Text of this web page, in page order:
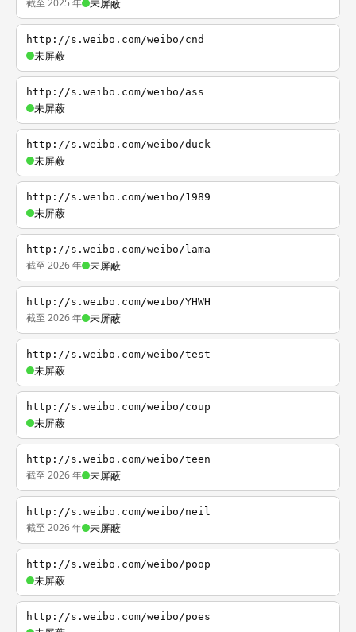
截至 2025 年 未屏蔽
http://s.weibo.com/weibo/cnd
未屏蔽
http://s.weibo.com/weibo/ass
未屏蔽
http://s.weibo.com/weibo/duck
未屏蔽
http://s.weibo.com/weibo/1989
未屏蔽
http://s.weibo.com/weibo/lama
截至 2026 年 未屏蔽
http://s.weibo.com/weibo/YHWH
截至 2026 年 未屏蔽
http://s.weibo.com/weibo/test
未屏蔽
http://s.weibo.com/weibo/coup
未屏蔽
http://s.weibo.com/weibo/teen
截至 2026 年 未屏蔽
http://s.weibo.com/weibo/neil
截至 2026 年 未屏蔽
http://s.weibo.com/weibo/poop
未屏蔽
http://s.weibo.com/weibo/poes